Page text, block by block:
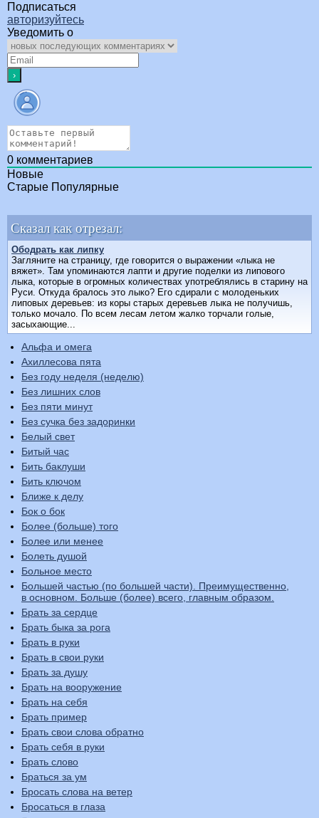
Подписаться
авторизуйтесь
Уведомить о
0 комментариев
Новые
Старые Популярные
Сказал как отрезал:
Ободрать как липку
Загляните на страницу, где говорится о выражении «лыка не
вяжет». Там упоминаются лапти и другие поделки из липового
лыка, которые в огромных количествах употреблялись в старину на
Руси. Откуда бралось это лыко? Его сдирали с молоденьких
липовых деревьев: из коры старых деревьев лыка не получишь,
только мочало. По всем лесам летом жалко торчали голые,
засыхающие...
Альфа и омега
Ахиллесова пята
Без году неделя (неделю)
Без лишних слов
Без пяти минут
Без сучка без задоринки
Белый свет
Битый час
Бить баклуши
Бить ключом
Ближе к делу
Бок о бок
Более (больше) того
Более или менее
Болеть душой
Больное место
Большей частью (по большей части). Преимущественно,
в основном. Больше (более) всего, главным образом.
Брать за сердце
Брать быка за рога
Брать в руки
Брать в свои руки
Брать за душу
Брать на вооружение
Брать на себя
Брать пример
Брать свои слова обратно
Брать себя в руки
Брать слово
Браться за ум
Бросать слова на ветер
Бросаться в глаза